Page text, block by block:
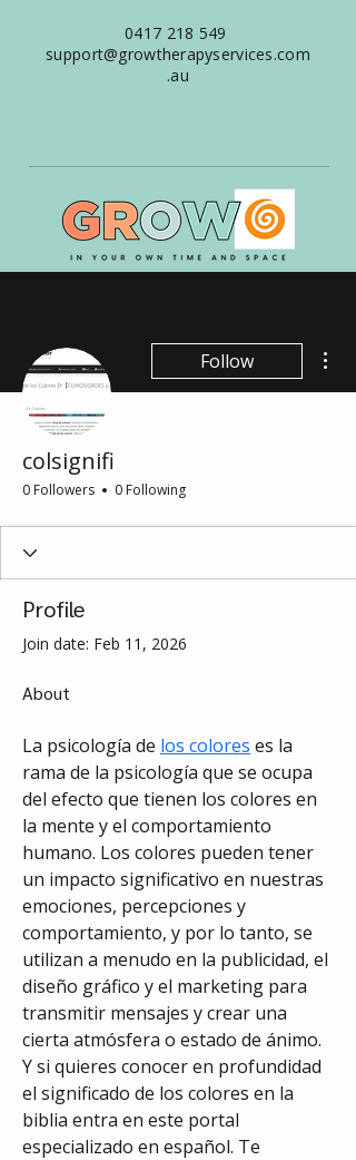
0417 218 549
support@growtherapyservices.com
.au
Follow
colsignifi
0 Followers 0 Following
Profile
Join date: Feb 11, 2026
About
La psicología de los colores es la
rama de la psicología que se ocupa
del efecto que tienen los colores en
la mente y el comportamiento
humano. Los colores pueden tener
un impacto significativo en nuestras
emociones, percepciones y
comportamiento, y por lo tanto, se
utilizan a menudo en la publicidad, el
diseño gráfico y el marketing para
transmitir mensajes y crear una
cierta atmósfera o estado de ánimo.
Y si quieres conocer en profundidad
el significado de los colores en la
biblia entra en este portal
especializado en español. Te